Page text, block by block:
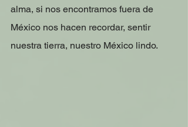
alma, si nos encontramos fuera de
México nos hacen recordar, sentir
nuestra tierra, nuestro México lindo.